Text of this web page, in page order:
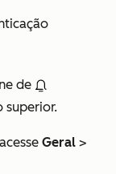
de
superior.
Geral >